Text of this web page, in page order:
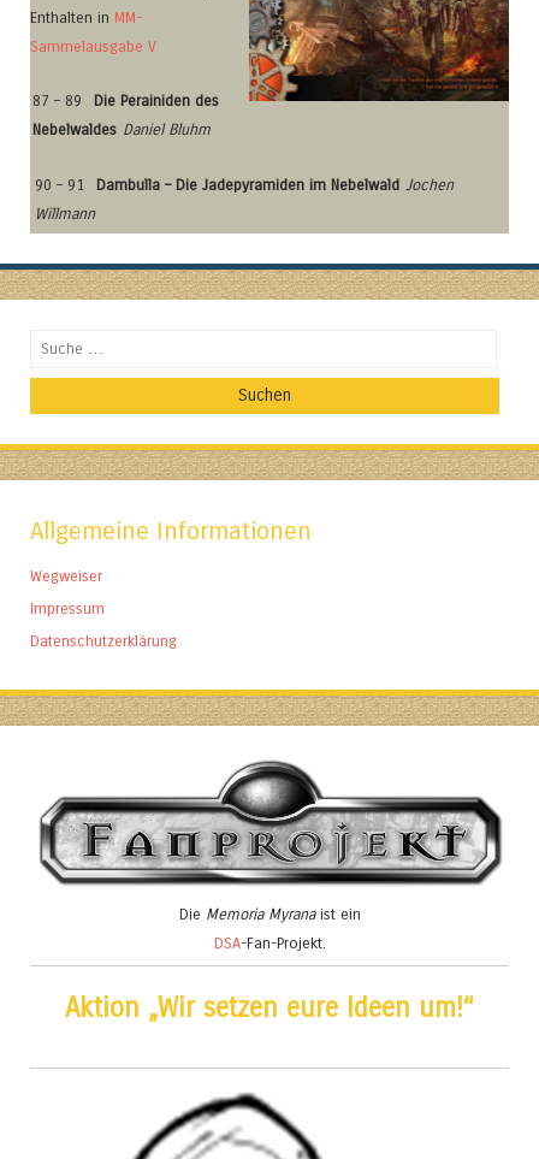
Enthalten in MM-
Sammelausgabe V
87 – 89
Die Perainiden des
Nebelwaldes Daniel Bluhm
90 – 91 Dambulla – Die Jadepyramiden im Nebelwald Jochen
Willmann
Suchen
Allgemeine Informationen
Wegweiser
Impressum
Datenschutzerklärung
Die Memoria Myranaist ein
DSA-Fan-Projekt.
Aktion „Wir setzen eure Ideen um!“